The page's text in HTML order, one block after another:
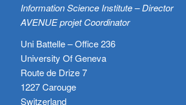
Information Science Institute – Director
AVENUE projet Coordinator
Uni Battelle – Office 236
University Of Geneva
Route de Drize 7
1227 Carouge
Switzerland